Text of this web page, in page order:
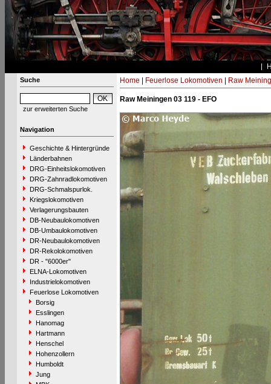
Suche
zur erweiterten Suche
Navigation
Geschichte & Hintergründe
Länderbahnen
DRG-Einheitslokomotiven
DRG-Zahnradlokomotiven
DRG-Schmalspurlok.
Kriegslokomotiven
Verlagerungsbauten
DB-Neubaulokomotiven
DB-Umbaulokomotiven
DR-Neubaulokomotiven
DR-Rekolokomotiven
DR - "6000er"
ELNA-Lokomotiven
Industrielokomotiven
Feuerlose Lokomotiven
Borsig
Esslingen
Hanomag
Hartmann
Henschel
Hohenzollern
Humboldt
Jung
Home Feuerlose Lokomotiven Raw
Raw Meiningen 03 119 - EFO